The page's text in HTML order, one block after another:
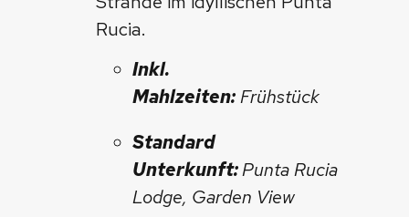
Rucia.
Inkl.
Mahlzeiten:Frühstück
Standard
Unterkunft:Punta Rucia
Lodge, Garden View